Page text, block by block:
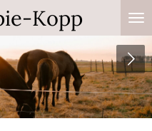
Kopp